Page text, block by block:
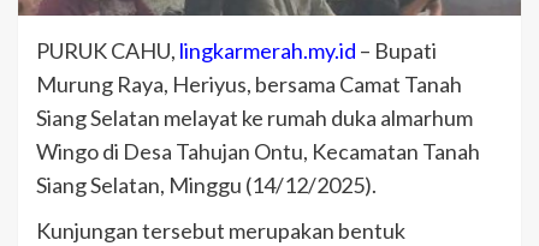
PURUK CAHU, lingkarmerah.my.id – Bupati
Murung Raya, Heriyus, bersama Camat Tanah
Siang Selatan melayat ke rumah duka almarhum
Wingo di Desa Tahujan Ontu, Kecamatan Tanah
Siang Selatan, Minggu (14/12/2025).
Kunjungan tersebut merupakan bentuk